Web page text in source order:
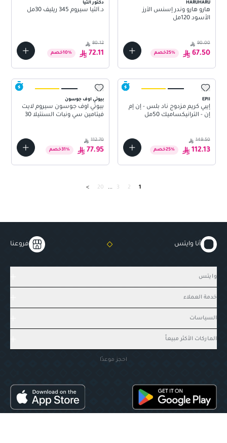
HARUHARU
هارو هارو وندر إسنس الأرز
الأسود 120مل
90.00
67.50
25% خصم
دكتور الثيا
د.ألثيا سيروم 345 ريليف 30مل
80.12
72.11
10% خصم
EPII
إيبي كريم مزدوج ناد بلس - إن إم
إن - الترانيكساميك 50مل
149.50
112.13
25% خصم
بيوتي اوف جوسون
بيوتي اوف جوسون سيروم لايت
فيتامين سي ونبات السنتيلا 30
112.70
77.95
31% خصم
1
2
3
...
20
>
أنا وايتس فروعنا
وايتس
خدمة العملاء
السياسات
الماركات الأكثر مبيعاً
احجز موعدًا